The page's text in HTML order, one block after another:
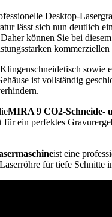
Desktop-
lässt sich nun deutlich
können Sie bei
kommerziellen
sowie
ist vollständig
MIRA 9 CO2-Schneide-
für ein perfektes
ist eine
für tiefe